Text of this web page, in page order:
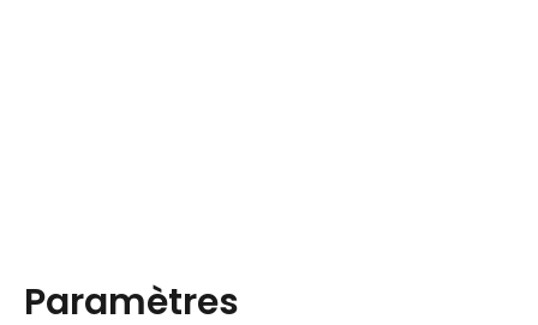
Paramètres